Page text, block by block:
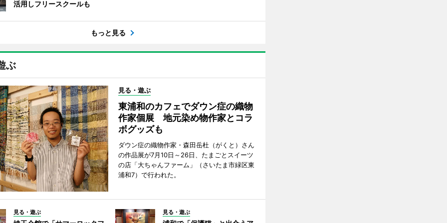
活用しフリースクールも
もっと見る
ぶ
見る・遊ぶ
東浦和のカフェでダウン症の織物
作家個展 地元染め物作家とコラ
ボグッズも
ダウン症の織物作家・森田岳杜（がくと）さん
の作品展が7月10日～26日、たまごとスイーツ
の店「大ちゃんファーム」（さいたま市緑区東
浦和7）で行われた。
見る・遊ぶ 見る・遊ぶ